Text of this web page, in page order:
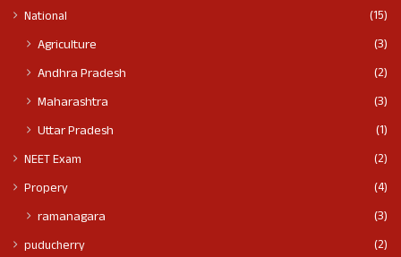
National
(15)
Agriculture
(3)
Andhra Pradesh
(2)
Maharashtra
(3)
Uttar Pradesh
(1)
NEET Exam
(2)
Propery
(4)
ramanagara (3)
puducherry
(2)